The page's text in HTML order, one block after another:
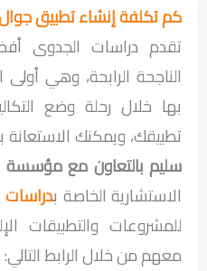
كم تكلفة إنشاء تطبيق
تقدم دراسات الجدوى
الناجحة الرابحة، وهي
بها خلال رحلة وضع
تطبيقك، ويمكنك
سليم بالتعاون مع مؤسسة
الاستشارية الخاصة بدراسات
للمشروعات والتطبيقات
معهم من خلال الرابط التالي: